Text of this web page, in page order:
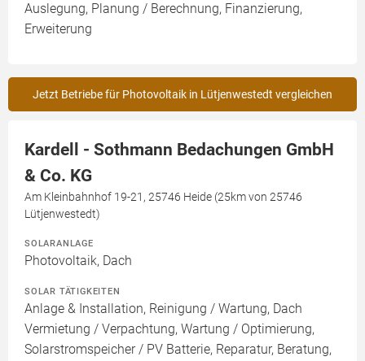
Auslegung, Planung / Berechnung, Finanzierung,
Erweiterung
Jetzt Betriebe für Photovoltaik in Lütjenwestedt vergleichen
Kardell - Sothmann Bedachungen GmbH
& Co. KG
Am Kleinbahnhof 19-21, 25746 Heide (25km von 25746
Lütjenwestedt)
SOLARANLAGE
Photovoltaik, Dach
SOLAR TÄTIGKEITEN
Anlage & Installation, Reinigung / Wartung, Dach
Vermietung / Verpachtung, Wartung / Optimierung,
Solarstromspeicher / PV Batterie, Reparatur, Beratung,